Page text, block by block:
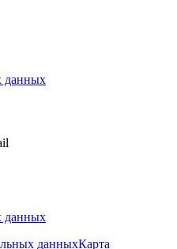
данных
данных
данныхКарта